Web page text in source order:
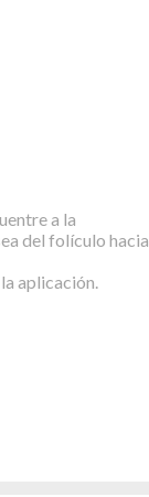
a la
del folículo hacia
aplicación.